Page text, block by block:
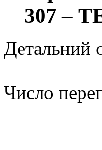
307 –
Детальний
Число